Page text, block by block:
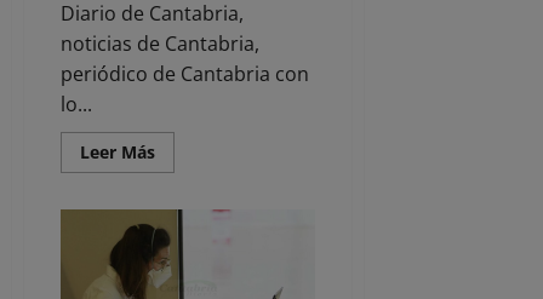
Diario de Cantabria,
noticias de Cantabria,
periódico de Cantabria con
lo...
Leer MásLeer
más
insta
a
Dynasol
a